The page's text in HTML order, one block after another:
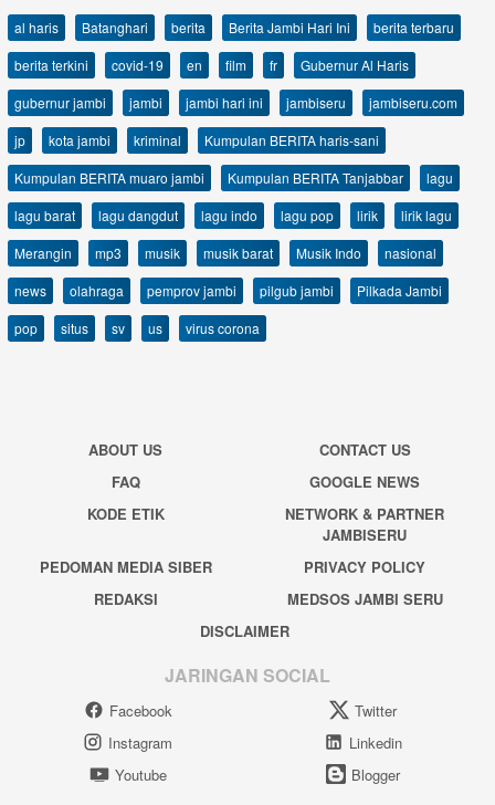
al haris Batanghari berita Berita Jambi Hari Ini
berita terbaru
berita terkini
covid-19 en film fr
Gubernur Al Haris
gubernur jambi
jambi jambi hari ini jambiseru
jambiseru.com
jp
kota jambi kriminal
Kumpulan BERITA haris-sani
Kumpulan BERITA muaro jambi
Kumpulan BERITA Tanjabbar
lagu
lagu barat
lagu dangdut lagu indo lagu pop lirik
lirik lagu
Merangin
mp3 musik musik barat Musik Indo
nasional
news
olahraga pemprov jambi pilgub jambi
Pilkada Jambi
pop
situs sv us virus corona
ABOUT US
CONTACT US
FAQ
GOOGLE NEWS
KODE ETIK
NETWORK & PARTNER
JAMBISERU
PEDOMAN MEDIA SIBER
PRIVACY POLICY
REDAKSI
MEDSOS JAMBI SERU
DISCLAIMER
JARINGAN SOCIAL
Facebook
Twitter
Instagram
Linkedin
Youtube
Blogger